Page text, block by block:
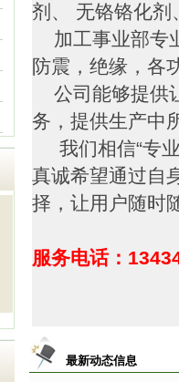
剂、 无铬铬化剂
加工事业部专
防震，绝缘，各
公司能够提供
务，提供生产中
我们相信“专业
真诚希望通过自
择，让用户随时
服务电话：
最新动态信息